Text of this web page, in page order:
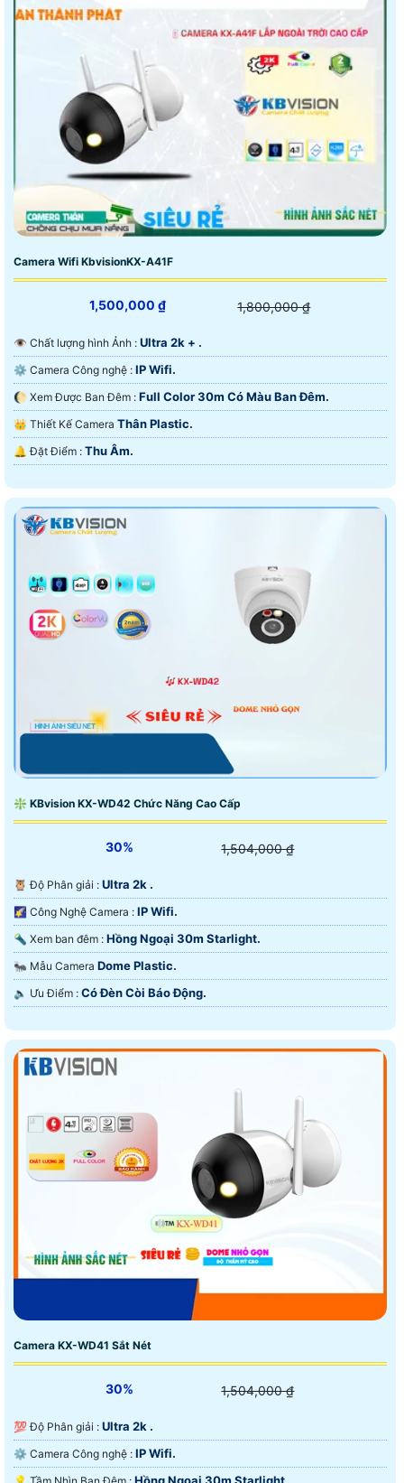
Camera Wifi KbvisionKX-A41F
1,500,000 ₫ 1,800,000 ₫
👁 Chất lượng hình Ảnh : Ultra 2k + .
⚙ Camera Công nghệ : IP Wifi.
🌔 Xem Được Ban Đêm : Full Color 30m Có Màu Ban Ðêm.
👑 Thiết Kế Camera Thân Plastic.
️🔔 Đặt Điểm : Thu Âm.
❇ KBvision KX-WD42 Chức Năng Cao Cấp
30% 1,504,000 ₫
🦉 Độ Phân giải : Ultra 2k .
🌠 Công Nghệ Camera : IP Wifi.
🔦 Xem ban đêm : Hồng Ngoại 30m Starlight.
🐜 Mẫu Camera Dome Plastic.
️🔈 Ưu Điểm : Có Ðèn Còi Báo Động.
Camera KX-WD41 Sắt Nét
30% 1,504,000 ₫
💯 Độ Phân giải : Ultra 2k .
⚙ Camera Công nghệ : IP Wifi.
Hồng Ngoại 30m Starlight.